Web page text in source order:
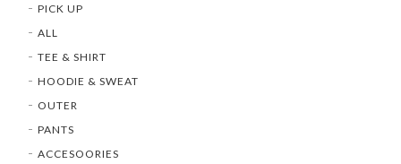
PICK UP
ALL
TEE & SHIRT
HOODIE & SWEAT
OUTER
PANTS
ACCESOORIES